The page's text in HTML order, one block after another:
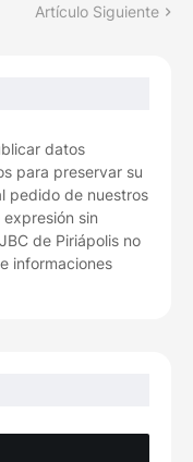
Artículo Siguiente
datos
para preservar su
pedido de nuestros
sin
de Piriápolis no
informaciones